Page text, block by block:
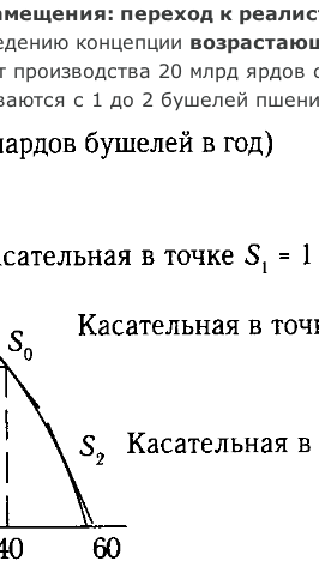
переход к
концепции
20 млрд ярдов
с 1 до 2 бушелей